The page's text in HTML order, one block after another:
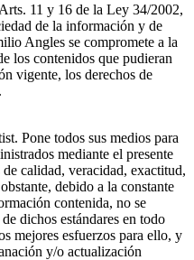
11 y 16 de la Ley 34/2002,
de la información y de
Angles se compromete a la
los contenidos que pudieran
vigente, los derechos de
Pone todos sus medios para
mediante el presente
calidad, veracidad, exactitud,
debido a la constante
contenida, no se
dichos estándares en todo
mejores esfuerzos para ello, y
y/o actualización